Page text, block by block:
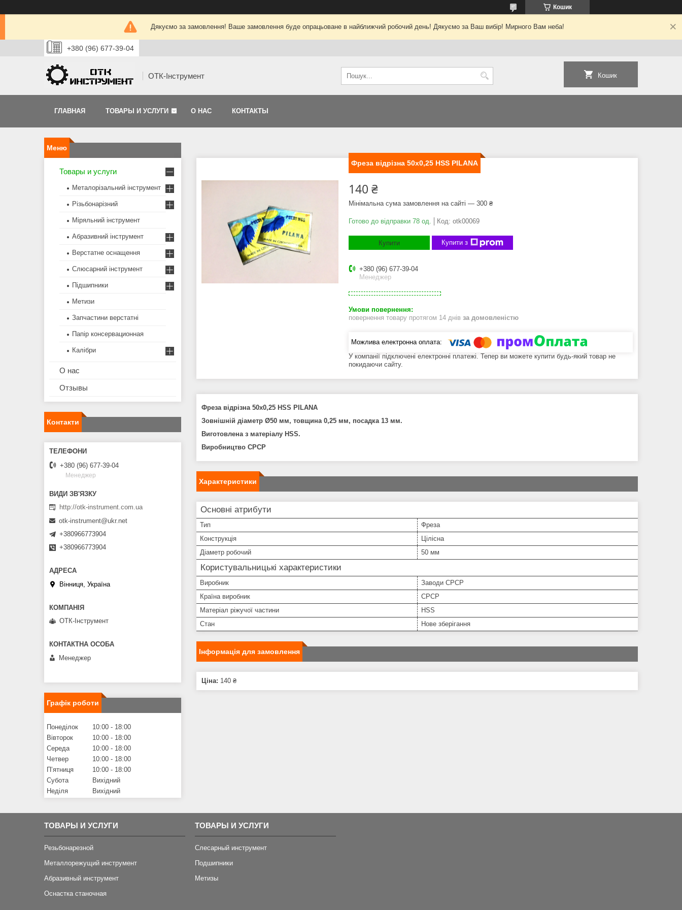
Кошик
Дякуємо за замовлення! Ваше замовлення буде опрацьоване в найближчий робочий день! Дякуємо за Ваш вибір! Мирного Вам неба!
+380 (96) 677-39-04
ОТК-Інструмент Кошик
ГЛАВНАЯ ТОВАРЫ И УСЛУГИ О НАС КОНТАКТЫ
Фреза відрізна 50х0,25 HSS PILANA
140 ₴
Мінімальна сума замовлення на сайті — 300 ₴
Готово до відправки 78 од. Код: otk00069
Купити Купити з
+380 (96) 677-39-04
Менеджер
повернення товару протягом 14 днів за домовленістю
У компанії підключені електронні платежі. Тепер ви можете купити будь-який товар не
покидаючи сайту.
Фреза відрізна 50х0,25 HSS PILANA
Зовнішній діаметр Ø50 мм, товщина 0,25 мм, посадка 13 мм.
Виготовлена з матеріалу HSS.
Виробництво СРСР
Характеристики
Основні атрибути
Тип
Фреза
Конструкція
Цілісна
Діаметр робочий
50 мм
Користувальницькі характеристики
Виробник
Заводи СРСР
Країна виробник
СРСР
Матеріал ріжучої частини
HSS
Стан
Нове зберігання
Інформація для замовлення
Ціна: 140 ₴
Товары и услуги
Металорізальний інструмент
Різьбонарізний
Міряльний інструмент
Абразивний інструмент
Верстатне оснащення
Слюсарний інструмент
Підшипники
Метизи
Запчастини верстатні
Папір консервационная
Калібри
О нас
Отзывы
Контакти
+380 (96) 677-39-04
Менеджер
http://otk-instrument.com.ua
otk-instrument@ukr.net
+380966773904
+380966773904
Вінниця, Україна
ОТК-Інструмент
Менеджер
Графік роботи
Понеділок 10:00
18:00
Вівторок
10:00
18:00
Середа
10:00
18:00
Четвер
10:00
18:00
Пʼятниця
10:00
18:00
Субота
Вихідний
Неділя
Вихідний
ТОВАРЫ И УСЛУГИ
Резьбонарезной
Металлорежущий инструмент
Абразивный инструмент
Оснастка станочная
ТОВАРЫ И УСЛУГИ
Слесарный инструмент
Подшипники
Метизы